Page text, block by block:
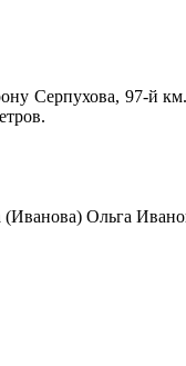
Серпухова, 97-й
(Иванова) Ольга